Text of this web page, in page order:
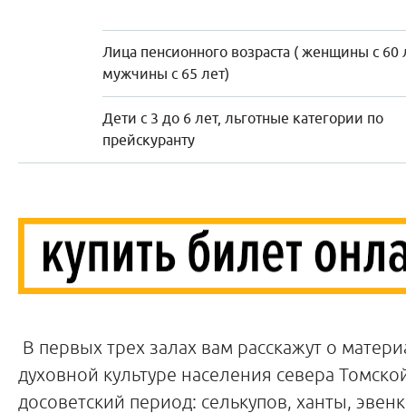
Лица пенсионного возраста ( женщины с 60
мужчины с 65 лет)
Дети с 3 до 6 лет, льготные категории по
прейскуранту
В первых трех залах вам расскажут о
духовной культуре населения севера
досоветский период: селькупов, ханты,